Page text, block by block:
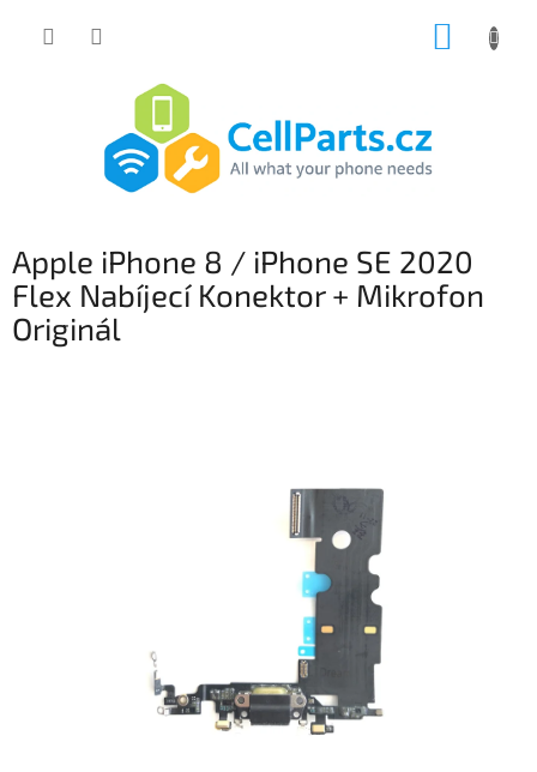
Apple iPhone 8 / iPhone SE 2020
Flex Nabíjecí Konektor + Mikrofon
Originál